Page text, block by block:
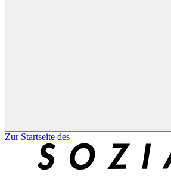
Zur Startseite des